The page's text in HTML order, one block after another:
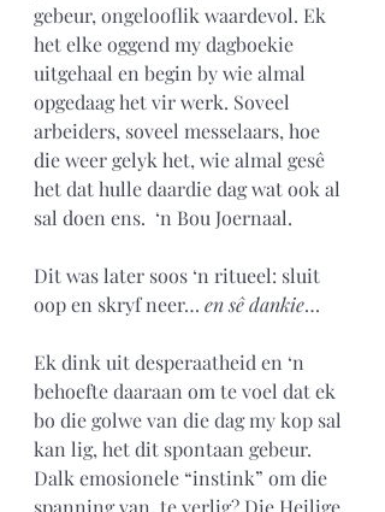
gebeur, ongelooflik waardevol. Ek
het elke oggend my dagboekie
uitgehaal en begin by wie almal
opgedaag het vir werk. Soveel
arbeiders, soveel messelaars, hoe
die weer gelyk het, wie almal gesê
het dat hulle daardie dag wat ook al
sal doen ens.  ‘n Bou Joernaal.
Dit was later soos ‘n ritueel: sluit
oop en skryf neer… en sê dankie…
Ek dink uit desperaatheid en ‘n
behoefte daaraan om te voel dat ek
bo die golwe van die dag my kop sal
kan lig, het dit spontaan gebeur.
Dalk emosionele “instink” om die
spanning van  te verlig? Die Heilige